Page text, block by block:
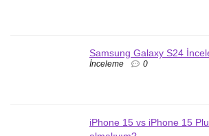
Samsung Galaxy S24
İnceleme 0
iPhone 15 vs iPhone 15